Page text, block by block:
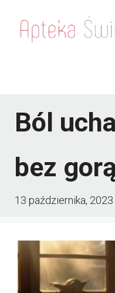
Ból
bez
13 października, 2023